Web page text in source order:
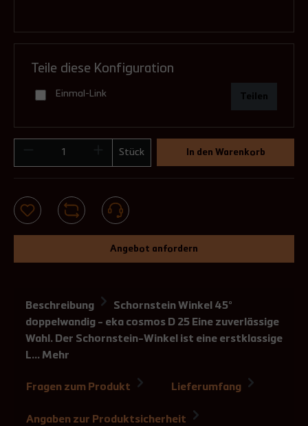
Teile diese Konfiguration
Einmal-Link Teilen
Stück In den Warenkorb
Angebot anfordern
Beschreibung
Schornstein Winkel 45°
doppelwandig - eka cosmos D 25 Eine zuverlässige
Wahl. Der Schornstein-Winkel ist eine erstklassige
L… Mehr
Fragen zum Produkt Lieferumfang
Angaben zur Produktsicherheit